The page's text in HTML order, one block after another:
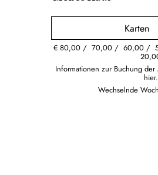
Karten
€80,00 70,00 60,00
Informationen zur Buchung
hier.
Wechselnde